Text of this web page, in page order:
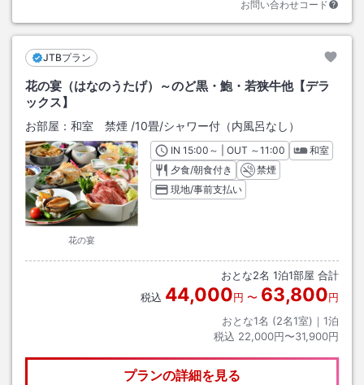
お問い合わせコード
JTBプラン
花の宴（はなのうたげ）～のど黒・鮑・若狭牛他【デラ
ックス】
お部屋： 和室 禁煙 /10畳/シャワー付（内風呂なし）
花の宴
INチェックイン
15:00 ～ | OUT チェックアウト
～11:00
和室
夕食/朝食付き
禁煙
現地/事前支払い
おとな2名 1泊1部屋 合計
税込 44,000円 〜 63,800円
おとな1名 (2名1室)｜ 1泊
税込 22,000円〜31,900円
プランの詳細を見る